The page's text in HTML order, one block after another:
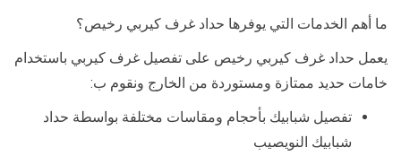
ما أهم الخدمات التي يوفرها حداد غرف كيربي رخيص؟
يعمل حداد غرف كيربي رخيص على تفصيل غرف كيربي باستخدام
خامات حديد ممتازة ومستوردة من الخارج ونقوم ب:
تفصيل شبابيك بأحجام ومقاسات مختلفة بواسطة حداد
شبابيك النويصيب